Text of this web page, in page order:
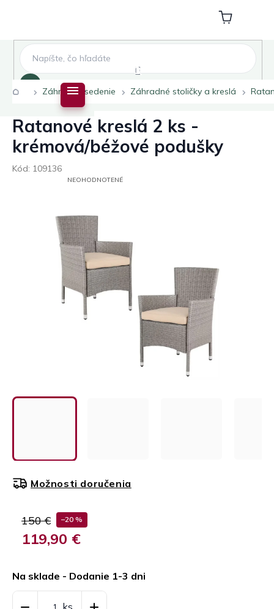
Nákupný
košík
DomovZáhradné sedenie Záhradné stoličky a kreslá
Ratanové kreslá 2 ks -
krémová/béžové podušky
Kód: 109136
PRIEMERNÉ
HVIEZDIČIEK.
NEOHODNOTENÉ
150 € –20 %
119,90 €
cena:
Na sklade - Dodanie 1-3 dni
Možnosti doručenia